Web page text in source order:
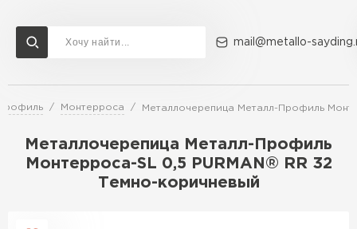
mail@metallo-
Монтерроса Металлочерепица Металл-Профиль
Металлочерепица Металл-Профиль
Монтерроса-SL 0,5 PURMAN® RR 32
Темно-коричневый
Доставка и оплата Акции О компании Контакты
Перейти в каталог